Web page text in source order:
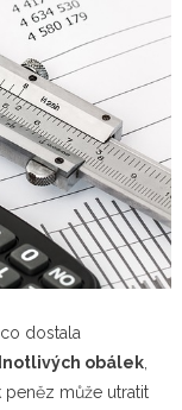
dostala
obálek,
může utratit